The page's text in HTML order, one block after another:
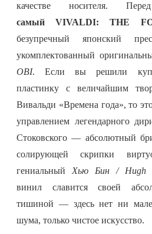
качестве носителя.
самый VIVALDI: THE
безупречный японский
укомплектованный
OBI. Если вы решили
пластинку с величайшим
Вивальди «Времена года», то
управлением легендарного
Стоковского — абсолютный
солирующей скрипки
гениальный Хью Бин / Hugh
винил славится своей
тишиной — здесь нет ни
шума, только чистое искусство.